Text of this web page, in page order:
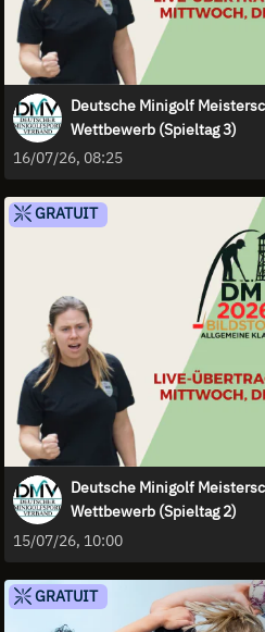
Deutsche Minigolf
Wettbewerb (Spieltag 3)
16/07/26, 08:25
GRATUIT
Deutsche Minigolf
Wettbewerb (Spieltag 2)
15/07/26, 10:00
GRATUIT